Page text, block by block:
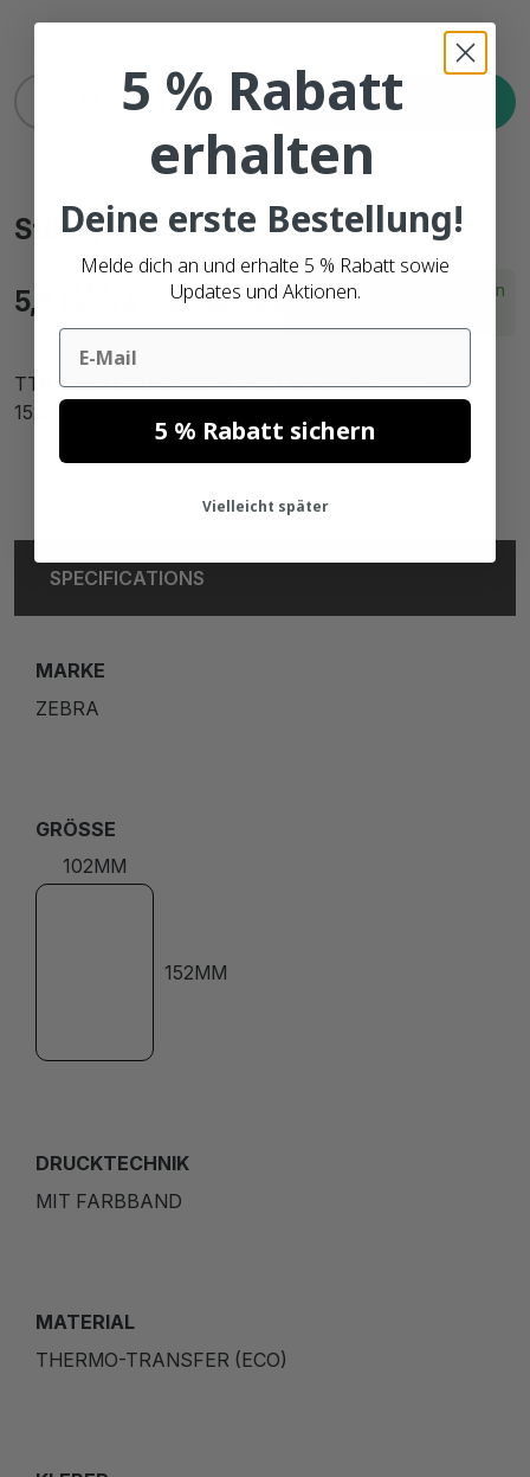
In den Warenkorb
Stückpreis
€
5,
Lieferzeit innerhalb von
TTR Zebra DPD (800294-605) kompatibel, 102mm x
152mm, 300 Etiketten, 25mm Kern
SPECIFICATIONS
MARKE
ZEBRA
GRÖSSE
102MM
152MM
DRUCKTECHNIK
MIT FARBBAND
MATERIAL
THERMO-TRANSFER (ECO)
5 % Rabatt
erhalten
Deine erste Bestellung!
Melde dich an und erhalte 5 % Rabatt sowie
Updates und Aktionen.
Email
5 % Rabatt sichern
Vielleicht später